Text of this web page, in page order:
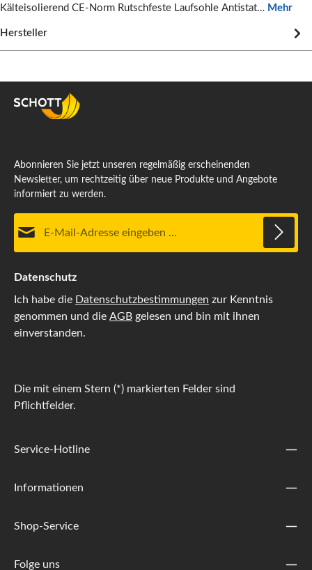
Kälteisolierend CE-Norm Rutschfeste Laufsohle Antistat… Mehr
Hersteller
Abonnieren Sie jetzt unseren regelmäßig erscheinenden
Newsletter, um rechtzeitig über neue Produkte und Angebote
informiert zu werden.
Datenschutz
Ich habe die Datenschutzbestimmungen zur Kenntnis
genommen und die AGB gelesen und bin mit ihnen
einverstanden.
Die mit einem Stern (*) markierten Felder sind
Pflichtfelder.
Service-Hotline
Informationen
Shop-Service
Folge uns